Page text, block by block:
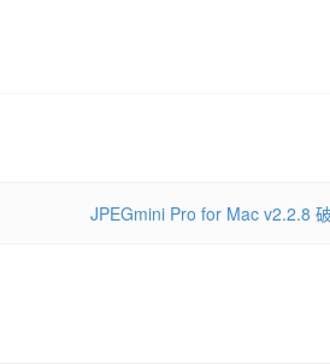
JPEGmini Pro for Mac v2.2.8